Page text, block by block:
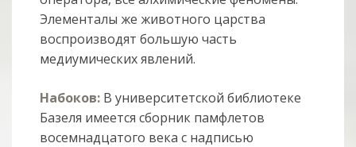
Элементалы же животного царства
воспроизводят большую часть
медиумических явлений.
Набоков: В университетской библиотеке
Базеля имеется сборник памфлетов
восемнадцатого века с надписью